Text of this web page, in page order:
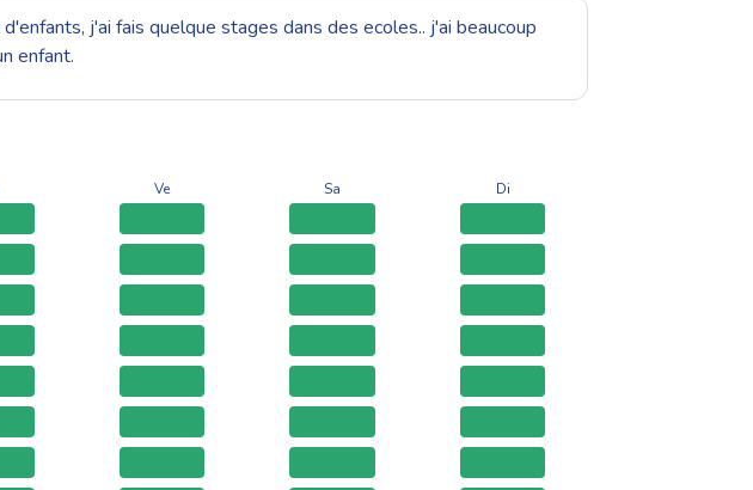
j'ai fais quelque stages dans des ecoles.. j'ai beaucoup
enfant.
Ve Sa
Di